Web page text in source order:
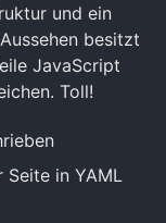
und ein
besitzt
JavaScript
Toll!
in YAML